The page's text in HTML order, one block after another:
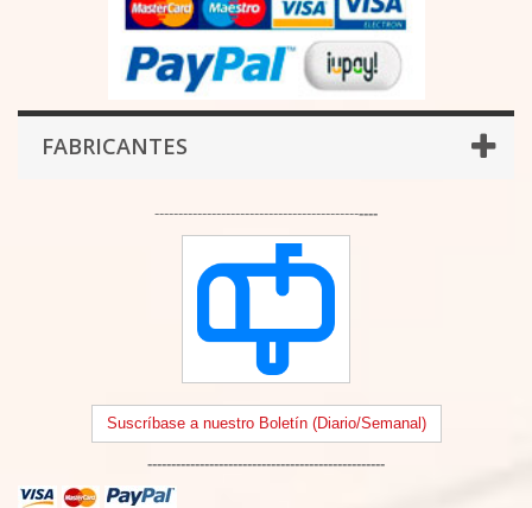
FABRICANTES
-----------------------------------------------
Suscríbase a nuestro Boletín (Diario/Semanal)
--------------------------------------------------